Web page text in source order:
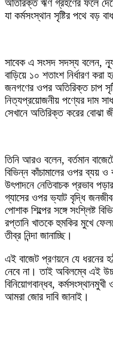
অতিরিক্ত ঋণ গ্রহণের ফলে
যা কর্মসংস্থান সৃষ্টির পথে বড়
সাবেক এ সংসদ সদস্য বলেন,
বাড়িয়ে ১০ শতাংশ নির্ধারণ
জনগণের ওপর অতিরিক্ত চাপ
নিত্যপ্রয়োজনীয় পণ্যের দাম
সেখানে অতিরিক্ত করের বোঝা
তিনি আরও বলেন, বর্তমান
বিভিন্ন কাঁচামালের ওপর ব্যয়
উৎপাদনে নেতিবাচক প্রভাব
গ্যাসের ওপর ভ্যাট বৃদ্ধি
পোশাক শিল্পের সঙ্গে সংশ্লিষ্ট
রপ্তানি খাতকে হুমকির মুখে
তীব্র নিন্দা জানাচ্ছি।
এই বাজেট প্রণয়নে যে ধরনের
নেবে না। তাই অবিলম্বে এই
বিনিয়োগবান্ধব,
আমরা জোর দাবি জানাই।